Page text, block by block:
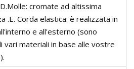
cromate ad altissima
.E. Corda elastica: è realizzata in
e all'esterno (sono
vari materiali in base alle vostre